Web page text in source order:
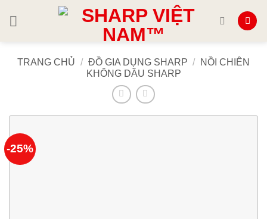
TRANG CHỦ / ĐỒ GIA DỤNG SHARP /
NỒI CHIÊN
KHÔNG DẦU SHARP
-25%